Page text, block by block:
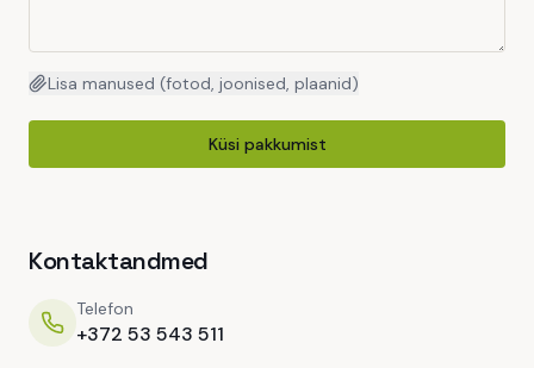
Lisa manused (fotod, joonised, plaanid)
Küsi pakkumist
Kontaktandmed
Telefon
+372 53 543 511